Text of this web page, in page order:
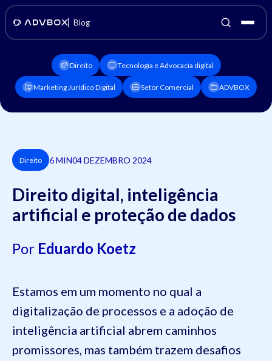
Blog
Direito Tecnologia e Advocacia digital
Marketing Jurídico Digital Setor Comercial ADVBOX
Direito 6 MIN04 DEZEMBRO 2024
Direito digital, inteligência
artificial e proteção de dados
Por Eduardo Koetz
Estamos em um momento no qual a
digitalização de processos e a adoção de
inteligência artificial abrem caminhos
promissores, mas também trazem desafios